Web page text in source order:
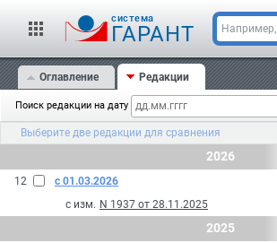
cистема
ГАРАНТ Например,
Оглавление Редакции
Поиск редакции на дату
Выберите две редакции для сравнения
2026
12
с 01.03.2026
с изм. N 1937 от 28.11.2025
2025